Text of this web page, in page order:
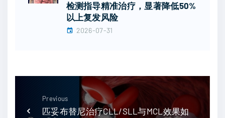
检测指导精准治疗，显著降低50%
以上复发风险
2026-07-31
Previous
匹妥布替尼治疗CLL/SLL与MCL效果如